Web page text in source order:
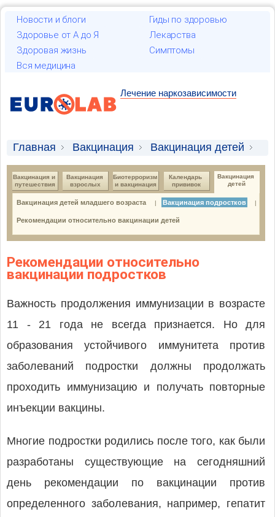
Новости и блоги
Гиды по здоровью
Здоровье от А до Я
Лекарства
Здоровая жизнь
Симптомы
Вся медицина
Лечение наркозависимости
Главная Вакцинация
Вакцинация детей
Вакцинация подростков
Вакцинация и
путешествия
Вакцинация
взрослых
Биотерроризм
и вакцинация
Календарь
прививок
Вакцинация
детей
Вакцинация детей младшего возраста | Вакцинация подростков |
Рекомендации относительно вакцинации детей
Рекомендации относительно
вакцинации подростков
Важность продолжения иммунизации в возрасте
11 - 21 года не всегда признается. Но для
образования устойчивого иммунитета против
заболеваний подростки должны продолжать
проходить иммунизацию и получать повторные
инъекции вакцины.
Многие подростки родились после того, как были
разработаны существующие на сегодняшний
день рекомендации по вакцинации против
определенного заболевания, например, гепатит